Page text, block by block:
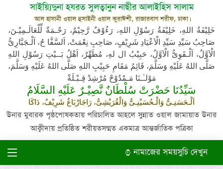
সাইয়্যিদুনা হযরত সুলত্বানুন নাছীর আলাইহিস সালাম
আল হাসানী ওয়াল হুসাইনী ওয়াল কুরাঈশী, রাজারবাগ শরীফ, ঢাকা।
خَلِيْفَةُ اللهِ، خَلِيْفَةُ رَسُوْلِ اللهِ، رَءُوْفٌ رَّحِيْمٌ، رَحْـمَةٌ لِّلْعَالَـمِيْـنَ،
صَاحِبُ سَيِّدِ سَيِّدِ الْاَعْيَادِ شَرِيْفٍ، صَاحِبِ نِعْمَتْ، اَلسَّفَّا حُ، اَلْـجَبَّارِىُّ
الْاَوَّلُ، اَلْـقَوِىُّ الْاَوَّلُ، حَبِيْبُ ال لهِ، مُطَهِّرٌ، اَهْلُ بَــيْتِ رَسُوْلِ اللهِ
صَلَّى اللهُ عَلَيْهِ وَسَلَّمَ، قَائِمُ مَقَامِ حَبِيْبِ اللهِ صَلَّى اللهُ عَلَيْهِ وَسَلَّمَ،
مَوْلـٰـنَا مَـمْدُوْحْ مُرْشِدْ قِـبْـلَةْ
سَيِّدُنَا حَضْرَتْ سُلْطَانٌ نَّصِيْـرٌ عَلَيْهِ السَّلَامُ
اَلْـحَسَنِـىُّ وَالْـحُسَيْنِـىُّ وَالْقُرَيْشِىُّ، رَاجَارْبَاغُ شَرِيْفٌ، دَاكَا
উনার মুবারক পৃষ্ঠপোষকতায় পরিচালিত আহলে সুন্নাত ওয়াল জামায়াত উনার
আক্বীদায় প্রতিষ্ঠিত শরীয়তসম্মত একমাত্র আন্তর্জাতিক পত্রিকা
নামাজের সময়সুচি দেখুন